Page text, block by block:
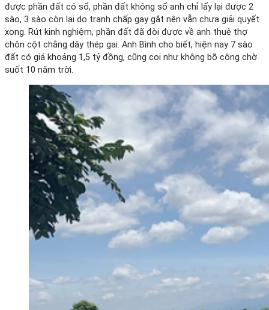
được phần đất có sổ, phần đất không sổ anh chỉ lấy lại được 2
sào, 3 sào còn lại do tranh chấp gay gắt nên vẫn chưa giải quyết
xong. Rút kinh nghiệm, phần đất đã đòi được về anh thuê thợ
chôn cột chằng dây thép gai. Anh Bình cho biết, hiện nay 7 sào
đất có giá khoảng 1,5 tỷ đồng, cũng coi như không bõ công chờ
suốt 10 năm trời.